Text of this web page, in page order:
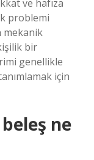
ve hafıza
problemi
mekanik
bir
genellikle
için
ne